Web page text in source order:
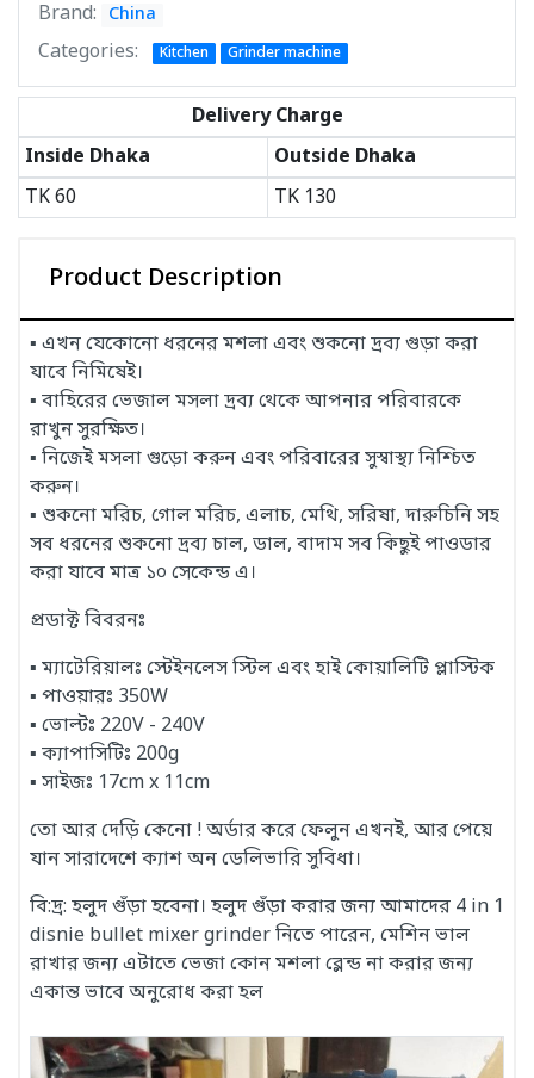
Brand: China
Categories: Kitchen Grinder machine
Delivery Charge
Inside Dhaka
Outside Dhaka
TK60 TK 130
Product Description
▪ এখন যেকোনো ধরনের মশলা এবং শুকনো দ্রব্য গুড়া করা
যাবে নিমিষেই।
▪ বাহিরের ভেজাল মসলা দ্রব্য থেকে আপনার পরিবারকে
রাখুন সুরক্ষিত।
▪ নিজেই মসলা গুড়ো করুন এবং পরিবারের সুস্বাস্থ্য নিশ্চিত
করুন।
▪ শুকনো মরিচ, গোল মরিচ, এলাচ, মেথি, সরিষা, দারুচিনি সহ
সব ধরনের শুকনো দ্রব্য চাল, ডাল, বাদাম সব কিছুই পাওডার
করা যাবে মাত্র ১০ সেকেন্ড এ।
প্রডাক্ট বিবরনঃ
▪ ম্যাটেরিয়ালঃ স্টেইনলেস স্টিল এবং হাই কোয়ালিটি প্লাস্টিক
▪ পাওয়ারঃ 350W
▪ ভোল্টঃ 220V - 240V
▪ ক্যাপাসিটিঃ 200g
▪ সাইজঃ 17cm x 11cm
তো আর দেড়ি কেনো ! অর্ডার করে ফেলুন এখনই, আর পেয়ে
যান সারাদেশে ক্যাশ অন ডেলিভারি সুবিধা।
বি:দ্র: হলুদ গুঁড়া হবেনা। হলুদ গুঁড়া করার জন্য আমাদের 4 in 1
disnie bullet mixer grinder নিতে পারেন, মেশিন ভাল
রাখার জন্য এটাতে ভেজা কোন মশলা ব্লেন্ড না করার জন্য
একান্ত ভাবে অনুরোধ করা হল